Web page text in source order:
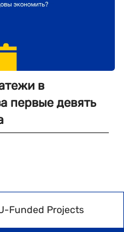
в
первые девять
Funded Projects